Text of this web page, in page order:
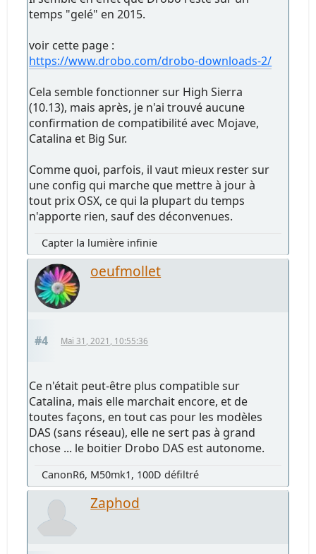
temps "gelé" en 2015.
voir cette page :
https://www.drobo.com/drobo-downloads-2/
Cela semble fonctionner sur High Sierra
(10.13), mais après, je n'ai trouvé aucune
confirmation de compatibilité avec Mojave,
Catalina et Big Sur.
Comme quoi, parfois, il vaut mieux rester sur
une config qui marche que mettre à jour à
tout prix OSX, ce qui la plupart du temps
n'apporte rien, sauf des déconvenues.
Capter la lumière infinie
oeufmollet
#4 Mai 31, 2021, 10:55:36
Ce n'était peut-être plus compatible sur
Catalina, mais elle marchait encore, et de
toutes façons, en tout cas pour les modèles
DAS (sans réseau), elle ne sert pas à grand
chose ... le boitier Drobo DAS est autonome.
CanonR6, M50mk1, 100D défiltré
Zaphod